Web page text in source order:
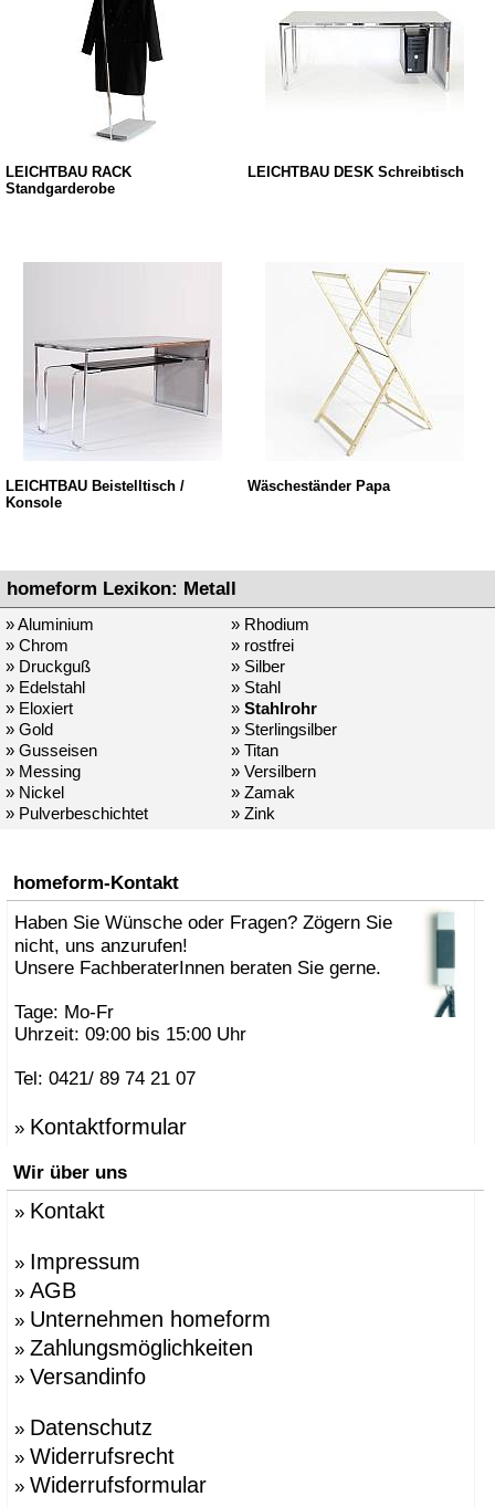
LEICHTBAU RACK
Standgarderobe
LEICHTBAU DESK Schreibtisch
LEICHTBAU Beistelltisch /
Konsole
Wäscheständer Papa
homeform Lexikon: Metall
» Aluminium
» Chrom
» Druckguß
» Edelstahl
» Eloxiert
» Gold
» Gusseisen
» Messing
» Nickel
» Pulverbeschichtet
» Rhodium
» rostfrei
» Silber
» Stahl
» Stahlrohr
» Sterlingsilber
» Titan
» Versilbern
» Zamak
» Zink
homeform-Kontakt
Haben Sie Wünsche oder Fragen? Zögern Sie
nicht, uns anzurufen!
Unsere FachberaterInnen beraten Sie gerne.
Tage: Mo-Fr
Uhrzeit: 09:00 bis 15:00 Uhr
Tel: 0421/ 89 74 21 07
» Kontaktformular
Wir über uns
» Kontakt
» Impressum
» AGB
» Unternehmen homeform
» Zahlungsmöglichkeiten
» Versandinfo
» Datenschutz
» Widerrufsrecht
» Widerrufsformular